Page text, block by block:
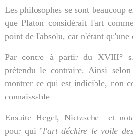
Les philosophes se sont beaucoup
que Platon considérait l'art
point de l'absolu, car n'étant qu'une
Par contre à partir du XVIII°
prétendu le contraire. Ainsi
montrer ce qui est indicible, non
connaissable.
Ensuite Hegel, Nietzsche
et
pour qui "l'art déchire le voile